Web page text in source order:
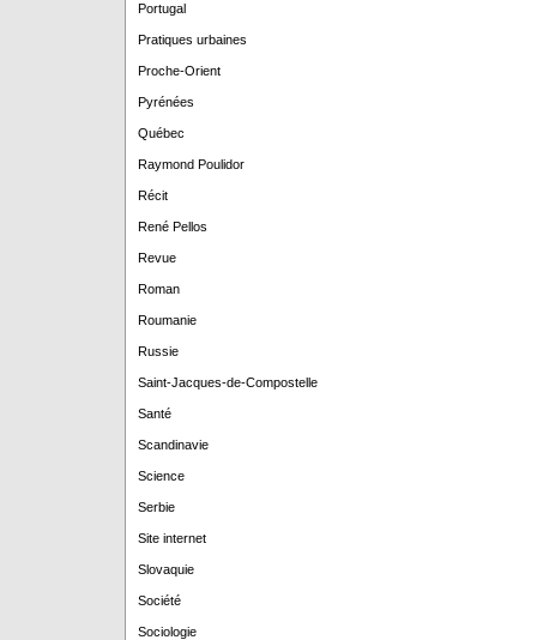
Portugal
Pratiques urbaines
Proche-Orient
Pyrénées
Québec
Raymond Poulidor
Récit
René Pellos
Revue
Roman
Roumanie
Russie
Saint-Jacques-de-Compostelle
Santé
Scandinavie
Science
Serbie
Site internet
Slovaquie
Société
Sociologie